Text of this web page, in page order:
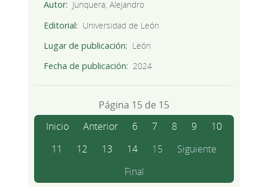
Autor
Junquera, Alejandro
Editorial
Universidad de León
Lugar de publicación
León
Fecha de publicación
2024
Página 15 de 15
Inicio
Anterior 6 7 8 9
10
11
12 13 14 15
Siguiente
Final